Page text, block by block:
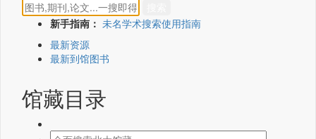
新手指南： 未名学术搜索使用指南
最新资源
最新到馆图书
馆藏目录